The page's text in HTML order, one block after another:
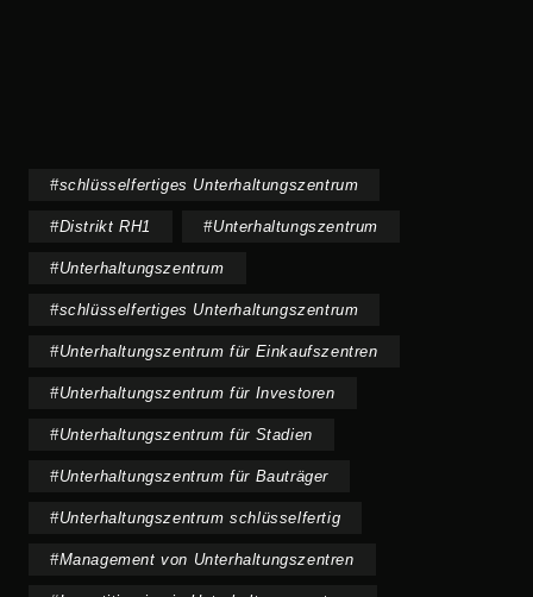
#schlüsselfertiges Unterhaltungszentrum
#Distrikt RH1 #Unterhaltungszentrum
#Unterhaltungszentrum
#schlüsselfertiges Unterhaltungszentrum
#Unterhaltungszentrum für Einkaufszentren
#Unterhaltungszentrum für Investoren
#Unterhaltungszentrum für Stadien
#Unterhaltungszentrum für Bauträger
#Unterhaltungszentrum schlüsselfertig
#Management von Unterhaltungszentren